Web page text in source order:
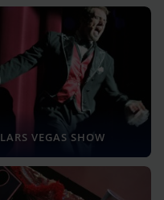
LARS VEGAS SHOW